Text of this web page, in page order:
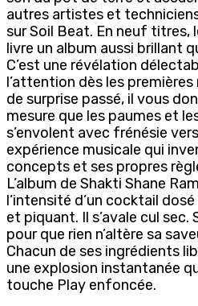
autres artistes et
sur Soil Beat. En neuf
livre un album aussi brillant
C’est une révélation
l’attention dès les
de surprise passé, il vous
mesure que les paumes et
s’envolent avec frénésie
expérience musicale qui
concepts et ses propres
L’album de Shakti Shane
l’intensité d’un cocktail
et piquant. Il s’avale cul
pour que rien n’altère sa
Chacun de ses ingrédients
une explosion instantanée
touche Play enfoncée.